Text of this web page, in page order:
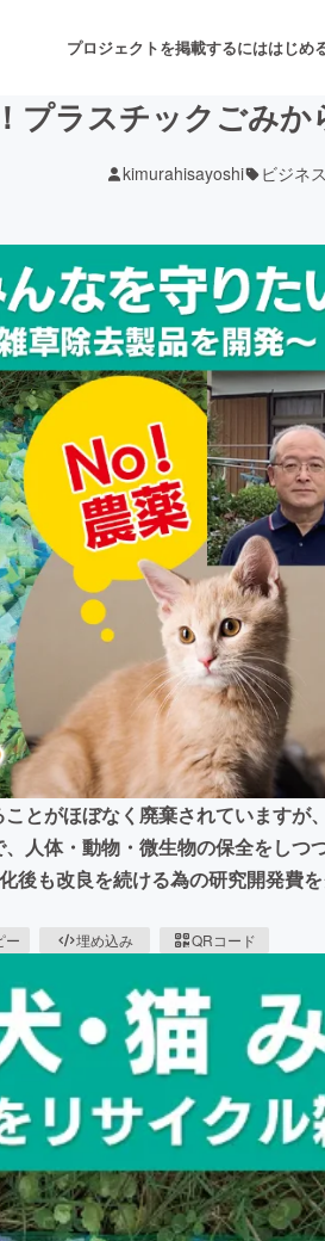
プロジェクトを掲載するにははじめ
音楽
ゲーム・サービス開発
書籍・雑誌出版
チャレンジ
CAMPFIRE for Social Good
CAMPFIREふるさと納税
プラスチックごみ
kimurahisayoshi ビジネ
とがほぼなく廃棄されていますが
人体・動物・微生物の保全をしつ
後も改良を続ける為の研究開発費
ー 埋め込み QRコード